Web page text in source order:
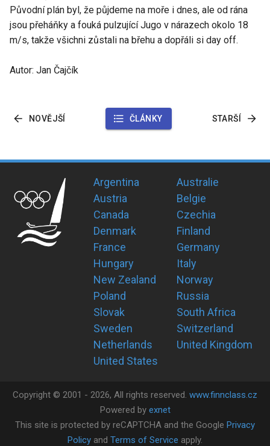
Původní plán byl, že půjdeme na moře i dnes, ale od rána
jsou přeháňky a fouká pulzující Jugo v nárazech okolo 18
m/s, takže všichni zůstali na břehu a dopřáli si day off.
Autor: Jan Čajčík
NOVĚJŠÍ ČLÁNKY STARŠÍ
Argentina
Australie
Austria
Belgie
Canada
Czechia
Denmark
Finland
France
Germany
Hungary
Italy
New Zealand
Norway
Poland
Russia
Slovak
South Africa
Sweden
Switzerland
Netherlands
United Kingdom
United States
Copyright © 2001 - 2026, All rights reserved. www.finnclass.cz
Powered by exnet
This site is protected by reCAPTCHA and the Google Privacy
Policy and Terms of Service apply.